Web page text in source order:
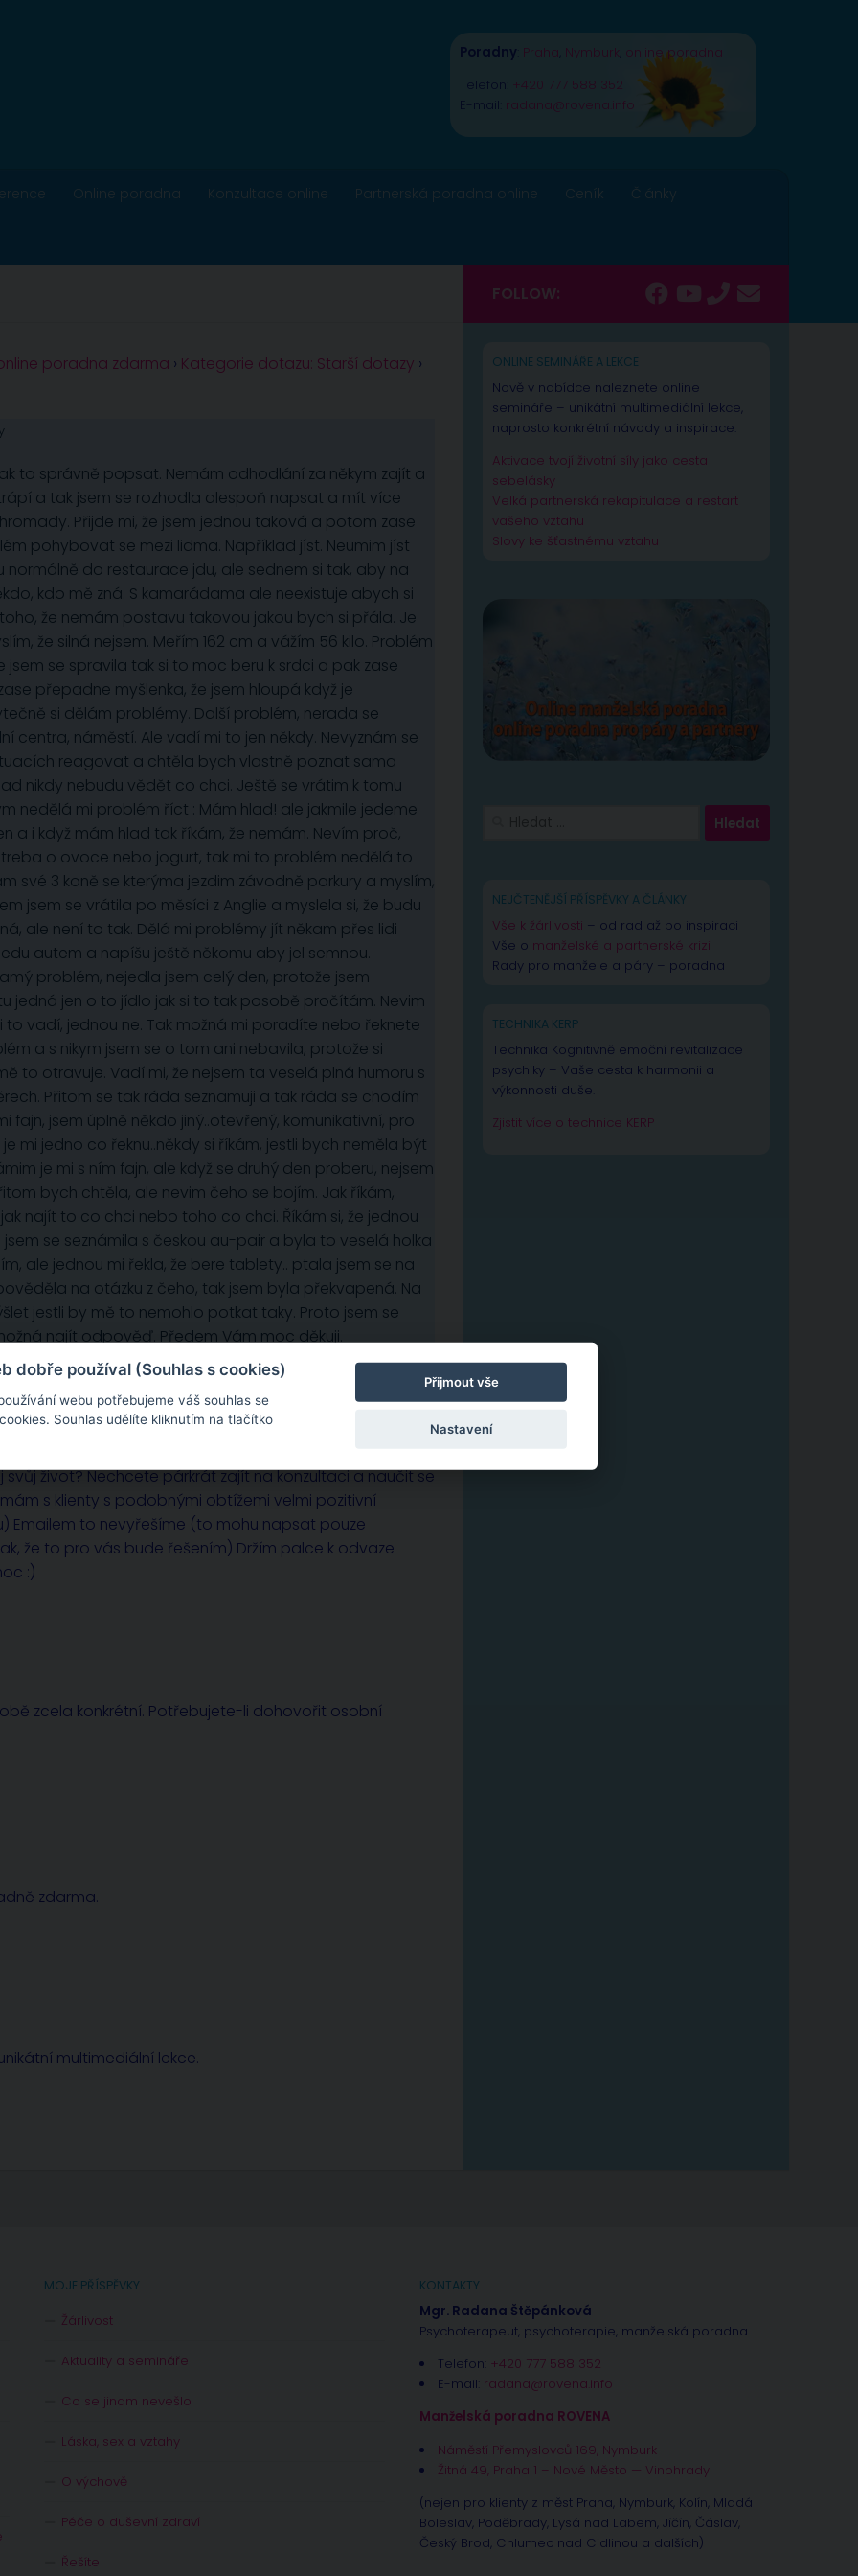
Poradny Praha Nymburk online poradna
Telefon: +420 777 588 352
E-mail: radana@rovena.info
Online poradna Konzultace online Partnerská poradna online Ceník Články
poradna zdarma › Kategorie dotazu: Starší dotazy ›
to správně popsat. Nemám odhodlání za někym zajít a
a tak jsem se rozhodla alespoň napsat a mít více
Přijde mi, že jsem jednou taková a potom zase
pohybovat se mezi lidma. Například jíst. Neumim jíst
do restaurace jdu, ale sednem si tak, aby na
kdo mě zná. S kamarádama ale neexistuje abych si
že nemám postavu takovou jakou bych si přála. Je
že silná nejsem. Meřím 162 cm a vážím 56 kilo. Problém
jsem se spravila tak si to moc beru k srdci a pak zase
přepadne myšlenka, že jsem hloupá když je
si dělám problémy. Další problém, nerada se
centra, náměstí. Ale vadí mi to jen někdy. Nevyznám se
reagovat a chtěla bych vlastně poznat sama
nikdy nebudu vědět co chci. Ještě se vrátim k tomu
nedělá mi problém říct : Mám hlad! ale jakmile jedeme
a i když mám hlad tak říkám, že nemám. Nevím proč,
o ovoce nebo jogurt, tak mi to problém nedělá to
své 3 koně se kterýma jezdim závodně parkury a myslím,
jsem se vrátila po měsíci z Anglie a myslela si, že budu
ale není to tak. Dělá mi problémy jít někam přes lidi
autem a napíšu ještě někomu aby jel semnou.
problém, nejedla jsem celý den, protože jsem
jedná jen o to jídlo jak si to tak posobě pročítám. Nevim
vadí, jednou ne. Tak možná mi poradíte nebo řeknete
a s nikym jsem se o tom ani nebavila, protože si
to otravuje. Vadí mi, že nejsem ta veselá plná humoru s
Přitom se tak ráda seznamuji a tak ráda se chodím
fajn, jsem úplně někdo jiný..otevřený, komunikativní, pro
mi jedno co řeknu..někdy si říkám, jestli bych neměla být
je mi s ním fajn, ale když se druhý den proberu, nejsem
bych chtěla, ale nevim čeho se bojím. Jak říkám,
najít to co chci nebo toho co chci. Říkám si, že jednou
se seznámila s českou au-pair a byla to veselá holka
ale jednou mi řekla, že bere tablety.. ptala jsem se na
na otázku z čeho, tak jsem byla překvapená. Na
jestli by mě to nemohlo potkat taky. Proto jsem se
najít odpověď. Předem Vám moc děkuji.
svůj život? Nechcete párkrát zajít na konzultaci a naučit se
s klienty s podobnými obtížemi velmi pozitivní
Emailem to nevyřešíme (to mohu napsat pouze
že to pro vás bude řešením) Držím palce k odvaze
:)
zcela konkrétní. Potřebujete-li dohovořit osobní
zdarma.
multimediální lekce.
FOLLOW:
ONLINE SEMINÁŘE A LEKCE
Nově v nabídce naleznete online
semináře – unikátní multimediální lekce,
naprosto konkrétní návody a inspirace.
Aktivace tvojí životní síly jako cesta
sebelásky
Velká partnerská rekapitulace a restart
vašeho vztahu
Slovy ke šťastnému vztahu
NEJČTENĚJŠÍ PŘÍSPĚVKY A ČLÁNKY
Vše k žárlivosti – od rad až po inspiraci
Vše o manželské a partnerské krizi
Rady pro manžele a páry – poradna
TECHNIKA KERP
Technika Kognitivně emoční revitalizace
psychiky – Vaše cesta k harmonii a
výkonnosti duše.
Zjistit více o technice KERP
MOJE PŘÍSPĚVKY
Žárlivost
Aktuality a semináře
Co se jinam nevešlo
Láska, sex a vztahy
O výchově
Péče o duševní zdraví
Řešíte
KONTAKTY
Mgr. Radana Štěpánková
Psychoterapeut, psychoterapie, manželská poradna
Telefon: +420 777 588 352
E-mail: radana@rovena.info
Manželská poradna ROVENA
Náměstí Přemyslovců 169, Nymburk
Žitná 49, Praha 1 – Nové Město — Vinohrady
(nejen pro klienty z měst Praha, Nymburk, Kolín, Mladá
Boleslav, Poděbrady, Lysá nad Labem, Jíčín, Čáslav,
Český Brod, Chlumec nad Cidlinou a dalších)
dobře používal (Souhlas s cookies)
webu potřebujeme váš souhlas se
Souhlas udělíte kliknutím na tlačítko
Přijmout vše
Nastavení